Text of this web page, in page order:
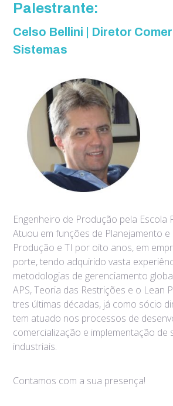
Palestrante:
Celso Bellini | Diretor
Sistemas
Engenheiro de Produção pela Escola
Atuou em funções de Planejamento
Produção e TI por oito anos, em
porte, tendo adquirido vasta
metodologias de gerenciamento
APS, Teoria das Restrições e o Lean
tres últimas décadas, já como sócio
tem atuado nos processos de
comercialização e implementação de
industriais.
Contamos com a sua presença!